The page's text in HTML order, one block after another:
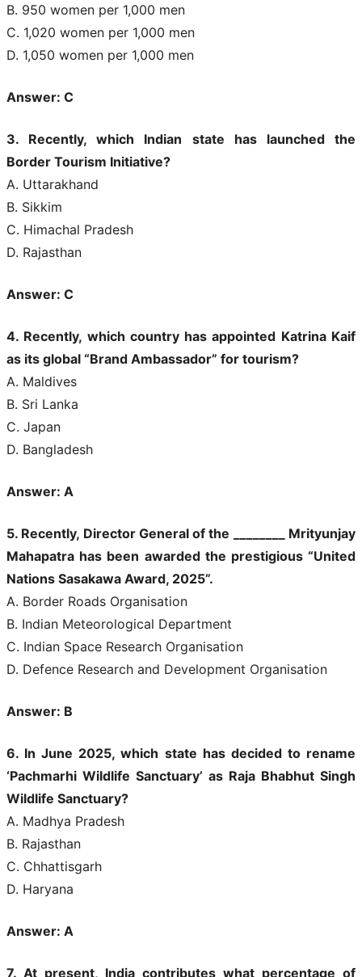
B. 950 women per 1,000 men
C. 1,020 women per 1,000 men
D. 1,050 women per 1,000 men
Answer: C
3. Recently, which Indian state has launched the
Border Tourism Initiative?
A. Uttarakhand
B. Sikkim
C. Himachal Pradesh
D. Rajasthan
Answer: C
4. Recently, which country has appointed Katrina Kaif
as its global “Brand Ambassador” for tourism?
A. Maldives
B. Sri Lanka
C. Japan
D. Bangladesh
Answer: A
5. Recently, Director General of the ________ Mrityunjay
Mahapatra has been awarded the prestigious “United
Nations Sasakawa Award, 2025”.
A. Border Roads Organisation
B. Indian Meteorological Department
C. Indian Space Research Organisation
D. Defence Research and Development Organisation
Answer: B
6. In June 2025, which state has decided to rename
‘Pachmarhi Wildlife Sanctuary’ as Raja Bhabhut Singh
Wildlife Sanctuary?
A. Madhya Pradesh
B. Rajasthan
C. Chhattisgarh
D. Haryana
Answer: A
7. At present, India contributes what percentage of